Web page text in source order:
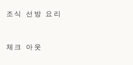
조식 선방 요리
체크 아웃